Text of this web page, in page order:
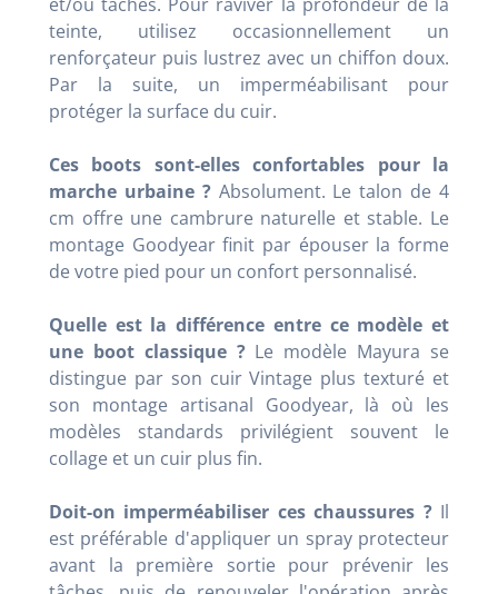
teinte, utilisez occasionnellement un
renforçateur puis lustrez avec un chiffon doux.
Par la suite, un imperméabilisant pour
protéger la surface du cuir.
Ces boots sont-elles confortables pour la
marche urbaine ?Absolument. Le talon de 4
cm offre une cambrure naturelle et stable. Le
montage Goodyear finit par épouser la forme
de votre pied pour un confort personnalisé.
Quelle est la différence entre ce modèle et
une boot classique ?Le modèle Mayura se
distingue par son cuir Vintage plus texturé et
son montage artisanal Goodyear, là où les
modèles standards privilégient souvent le
collage et un cuir plus fin.
Doit-on imperméabiliser ces chaussures ?Il
est préférable d'appliquer un spray protecteur
avant la première sortie pour prévenir les